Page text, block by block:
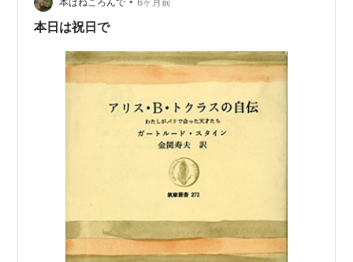
乗り越えた経験 極貧の下積み時代を支え合った「1DKで
本日は祝日で